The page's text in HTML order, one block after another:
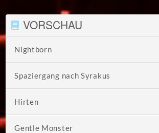
VORSCHAU
Nightborn
Spaziergang nach Syrakus
Hirten
Gentle Monster